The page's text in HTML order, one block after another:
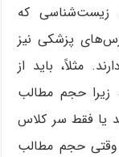
زیست‌شناسی که
پزشکی نیز
مثلاً، باید از
زیرا حجم مطالب
یا فقط سر کلاس
وقتی حجم مطالب